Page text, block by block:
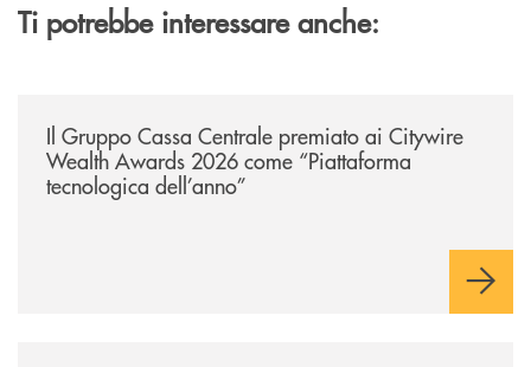
Ti potrebbe interessare anche:
Il Gruppo Cassa Centrale premiato ai Citywire
Wealth Awards 2026 come “Piattaforma
tecnologica dell’anno”